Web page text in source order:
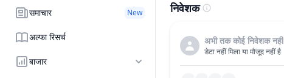
समाचार New
अल्फा रिसर्च
बाजार
निवेशक
अभी तक कोई निवेशक नहीं
डेटा नहीं मिला या मौजूद नहीं है